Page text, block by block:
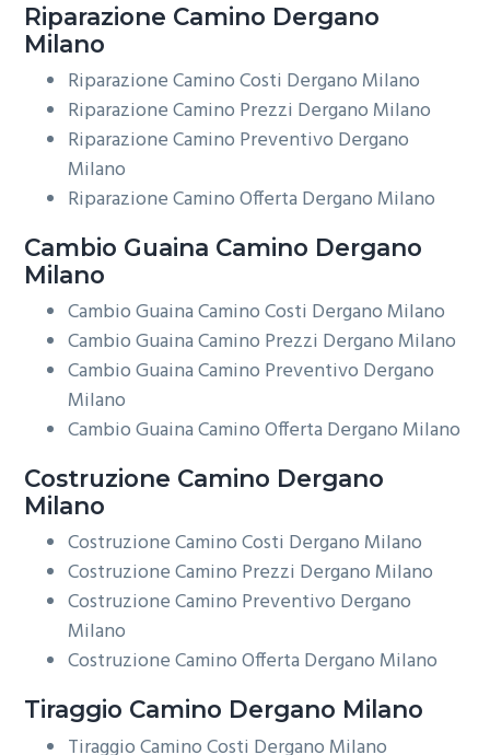
Riparazione Camino Dergano
Milano
Riparazione Camino Costi Dergano Milano
Riparazione Camino Prezzi Dergano Milano
Riparazione Camino Preventivo Dergano
Milano
Riparazione Camino Offerta Dergano Milano
Cambio Guaina Camino Dergano
Milano
Cambio Guaina Camino Costi Dergano Milano
Cambio Guaina Camino Prezzi Dergano Milano
Cambio Guaina Camino Preventivo Dergano
Milano
Cambio Guaina Camino Offerta Dergano Milano
Costruzione Camino Dergano
Milano
Costruzione Camino Costi Dergano Milano
Costruzione Camino Prezzi Dergano Milano
Costruzione Camino Preventivo Dergano
Milano
Costruzione Camino Offerta Dergano Milano
Tiraggio Camino Dergano Milano
Tiraggio Camino Costi Dergano Milano